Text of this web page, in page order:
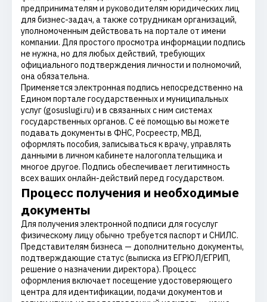
предпринимателям и руководителям юридических лиц
для бизнес-задач, а также сотрудникам организаций,
уполномоченным действовать на портале от имени
компании. Для простого просмотра информации подпись
не нужна, но для любых действий, требующих
официального подтверждения личности и полномочий,
она обязательна.
Применяется электронная подпись непосредственно на
Едином портале государственных и муниципальных
услуг (gosuslugi.ru) и в связанных с ним системах
государственных органов. С её помощью вы можете
подавать документы в ФНС, Росреестр, МВД,
оформлять пособия, записываться к врачу, управлять
данными в личном кабинете налогоплательщика и
многое другое. Подпись обеспечивает легитимность
всех ваших онлайн-действий перед государством.
Процесс получения и необходимые
документы
Для получения электронной подписи для госуслуг
физическому лицу обычно требуется паспорт и СНИЛС.
Представителям бизнеса — дополнительно документы,
подтверждающие статус (выписка из ЕГРЮЛ/ЕГРИП,
решение о назначении директора). Процесс
оформления включает посещение удостоверяющего
центра для идентификации, подачи документов и